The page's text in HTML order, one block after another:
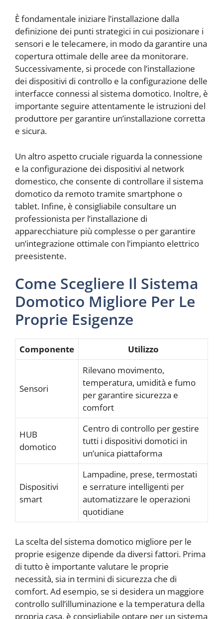
È fondamentale iniziare l’installazione dalla
definizione dei punti strategici in cui posizionare i
sensori e le telecamere, in modo da garantire una
copertura ottimale delle aree da monitorare.
Successivamente, si procede con l’installazione
dei dispositivi di controllo e la configurazione delle
interfacce connessi al sistema domotico. Inoltre, è
importante seguire attentamente le istruzioni del
produttore per garantire un’installazione corretta
e sicura.
Un altro aspetto cruciale riguarda la connessione
e la configurazione dei dispositivi al network
domestico, che consente di controllare il sistema
domotico da remoto tramite smartphone o
tablet. Infine, è consigliabile consultare un
professionista per l’installazione di
apparecchiature più complesse o per garantire
un’integrazione ottimale con l’impianto elettrico
preesistente.
Come Scegliere Il Sistema
Domotico Migliore Per Le
Proprie Esigenze
Componente Utilizzo
Sensori
Rilevano movimento,
temperatura, umidità e fumo
per garantire sicurezza e
comfort
HUB
domotico
Centro di controllo per gestire
tutti i dispositivi domotici in
un’unica piattaforma
Dispositivi
smart
Lampadine, prese, termostati
e serrature intelligenti per
automatizzare le operazioni
quotidiane
La scelta del sistema domotico migliore per le
proprie esigenze dipende da diversi fattori. Prima
di tutto è importante valutare le proprie
necessità, sia in termini di sicurezza che di
comfort. Ad esempio, se si desidera un maggiore
controllo sull’illuminazione e la temperatura della
propria casa, è consigliabile optare per un sistema